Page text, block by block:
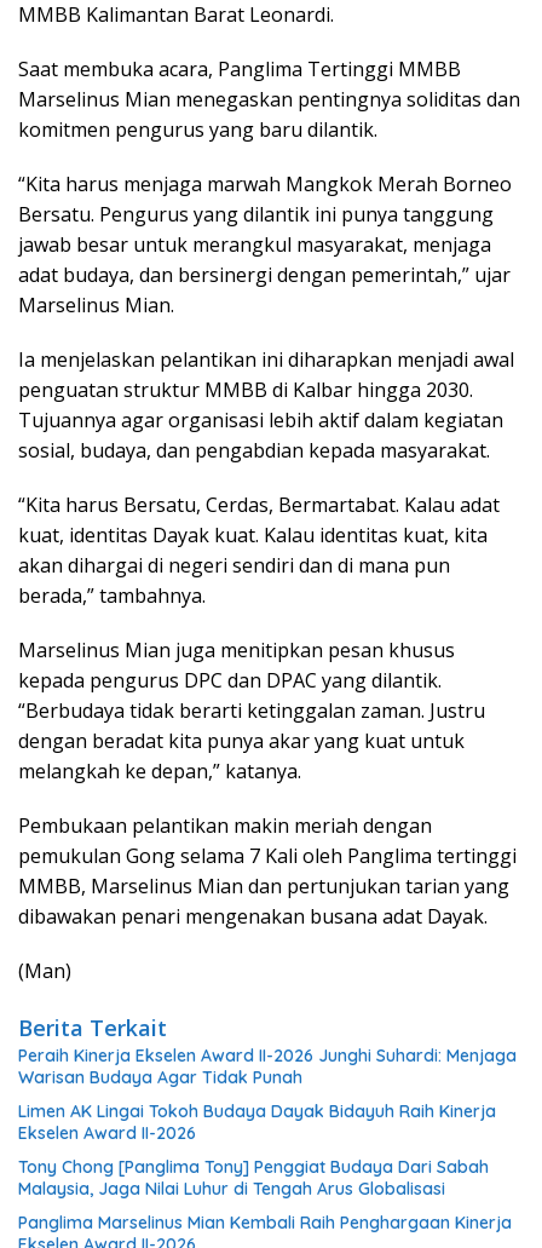
MMBB Kalimantan Barat Leonardi.
Saat membuka acara, Panglima Tertinggi MMBB
Marselinus Mian menegaskan pentingnya soliditas dan
komitmen pengurus yang baru dilantik.
“Kita harus menjaga marwah Mangkok Merah Borneo
Bersatu. Pengurus yang dilantik ini punya tanggung
jawab besar untuk merangkul masyarakat, menjaga
adat budaya, dan bersinergi dengan pemerintah,” ujar
Marselinus Mian.
Ia menjelaskan pelantikan ini diharapkan menjadi awal
penguatan struktur MMBB di Kalbar hingga 2030.
Tujuannya agar organisasi lebih aktif dalam kegiatan
sosial, budaya, dan pengabdian kepada masyarakat.
“Kita harus Bersatu, Cerdas, Bermartabat. Kalau adat
kuat, identitas Dayak kuat. Kalau identitas kuat, kita
akan dihargai di negeri sendiri dan di mana pun
berada,” tambahnya.
Marselinus Mian juga menitipkan pesan khusus
kepada pengurus DPC dan DPAC yang dilantik.
“Berbudaya tidak berarti ketinggalan zaman. Justru
dengan beradat kita punya akar yang kuat untuk
melangkah ke depan,” katanya.
Pembukaan pelantikan makin meriah dengan
pemukulan Gong selama 7 Kali oleh Panglima tertinggi
MMBB, Marselinus Mian dan pertunjukan tarian yang
dibawakan penari mengenakan busana adat Dayak.
(Man)
Berita Terkait
Peraih Kinerja Ekselen Award II-2026 Junghi Suhardi: Menjaga
Warisan Budaya Agar Tidak Punah
Limen AK Lingai Tokoh Budaya Dayak Bidayuh Raih Kinerja
Ekselen Award II-2026
Tony Chong [Panglima Tony] Penggiat Budaya Dari Sabah
Malaysia, Jaga Nilai Luhur di Tengah Arus Globalisasi
Panglima Marselinus Mian Kembali Raih Penghargaan Kinerja